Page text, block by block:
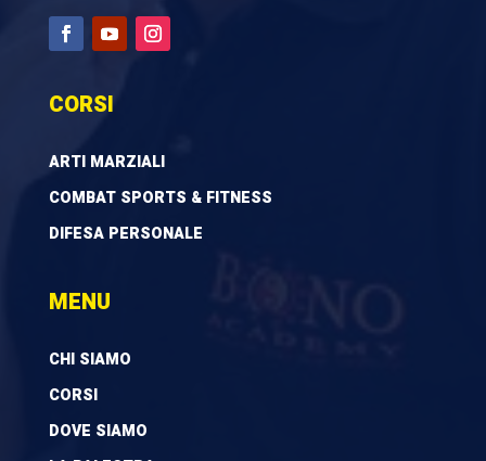
CORSI
ARTI MARZIALI
COMBAT SPORTS & FITNESS
DIFESA PERSONALE
MENU
CHI SIAMO
CORSI
DOVE SIAMO